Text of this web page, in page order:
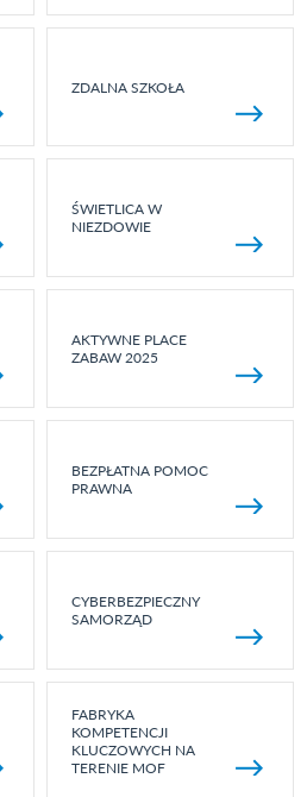
ZDALNA SZKOŁA
ŚWIETLICA W
NIEZDOWIE
AKTYWNE PLACE
ZABAW 2025
BEZPŁATNA POMOC
PRAWNA
CYBERBEZPIECZNY
SAMORZĄD
FABRYKA
KOMPETENCJI
KLUCZOWYCH NA
TERENIE MOF